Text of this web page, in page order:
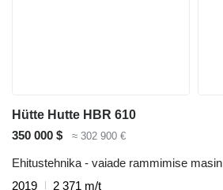
Hütte Hutte HBR 610
350 000 $
≈ 302 900 €
Ehitustehnika - vaiade rammimise masin
2019
2 371 m/t